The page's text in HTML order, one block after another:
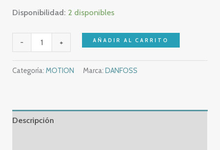
Disponibilidad: 2 disponibles
-
SWITZERLAND
G453
G453P
+ AÑADIR AL CARRITO
Categoría:MOTION Marca:DANFOSS
Descripción